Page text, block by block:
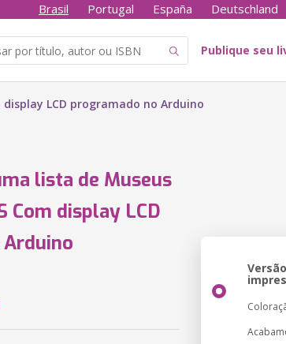
Brasil Portugal España Deutschland
Publique seu
LCD programado no Arduino
lista de Museus
Com display LCD
Versão